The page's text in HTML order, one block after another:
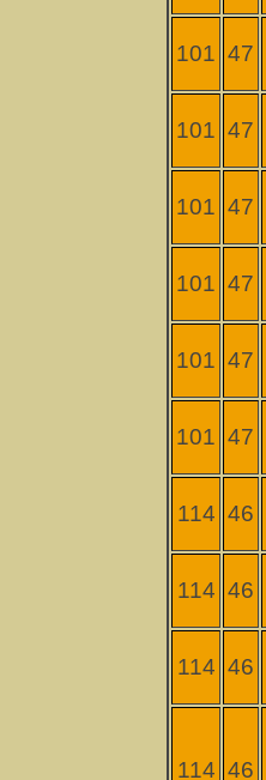
101 47
101 47
101 47
101 47
101 47
101 47
114 46
114 46
114 46
114 46